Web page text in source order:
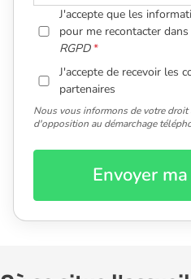
J'accepte que les
pour me recontacter
RGPD
J'accepte de recevoir les
partenaires
Nous vous informons de votre
d'opposition au démarchage
Envoyer